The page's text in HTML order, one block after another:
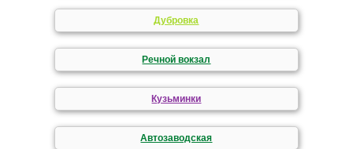
Дубровка
Речной вокзал
Кузьминки
Автозаводская